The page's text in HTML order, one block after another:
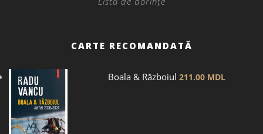
CARTE RECOMANDATĂ
Boala & Războiul 211.00 MDL